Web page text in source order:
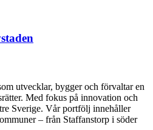
utvecklar, bygger och förvaltar en
Med fokus på innovation och
Sverige. Vår portfölj innehåller
– från Staffanstorp i söder